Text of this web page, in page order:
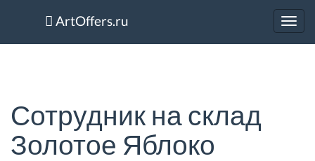
ArtOffers.ru
Сотрудник на склад
Золотое Яблоко